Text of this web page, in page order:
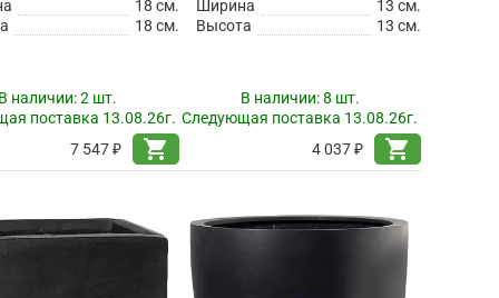
18 см.
18 см.
наличии:2 шт.
поставка 13.08.26г.
7 547 ₽
shopping_cart
Ширина
13 см.
Высота
13 см.
В наличии:8 шт.
Следующая поставка 13.08.26г.
4 037 ₽
shopping_cart